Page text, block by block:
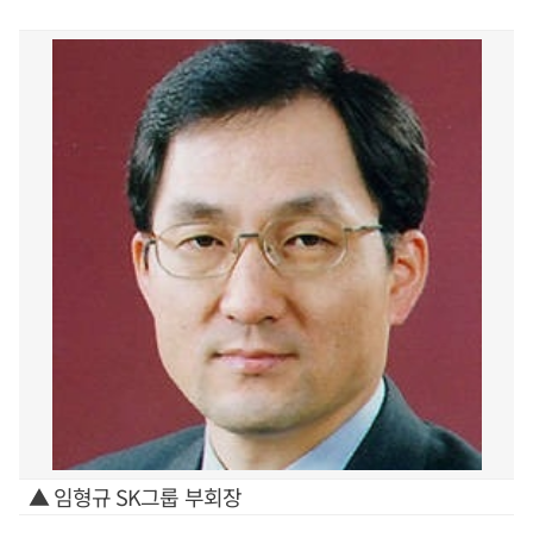
▲ 임형규 SK그룹 부회장